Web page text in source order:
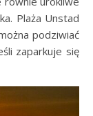
Plaża Unstad
podziwiać
zaparkuje się